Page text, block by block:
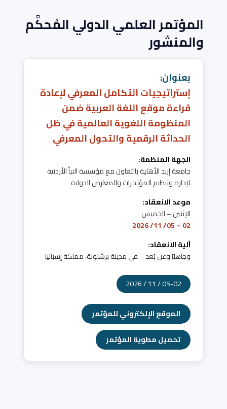
المؤتمر العلمي الدولي المُحكَّم
والمنشور
بعنوان:
إستراتيجيات التكامل المعرفي لإعادة
قراءة موقع اللغة العربية ضمن
المنظومة اللغوية العالمية في ظل
الحداثة الرقمية والتحول المعرفي
الجهة المنظمة:
جامعة إربد الأهلية بالتعاون مع مؤسسة النبأ الأردنية
لإدارة وتنظيم المؤتمرات والمعارض الدولية
موعد الانعقاد:
الإثنين – الخميس
02 – 05/ 11/ 2026
آلية الانعقاد:
وجاهيًا وعن بُعد – في مدينة برشلونة، مملكة إسبانيا
05-02 / 11 / 2026
الموقع الإلكتروني للمؤتمر
تحميل مطوية المؤتمر